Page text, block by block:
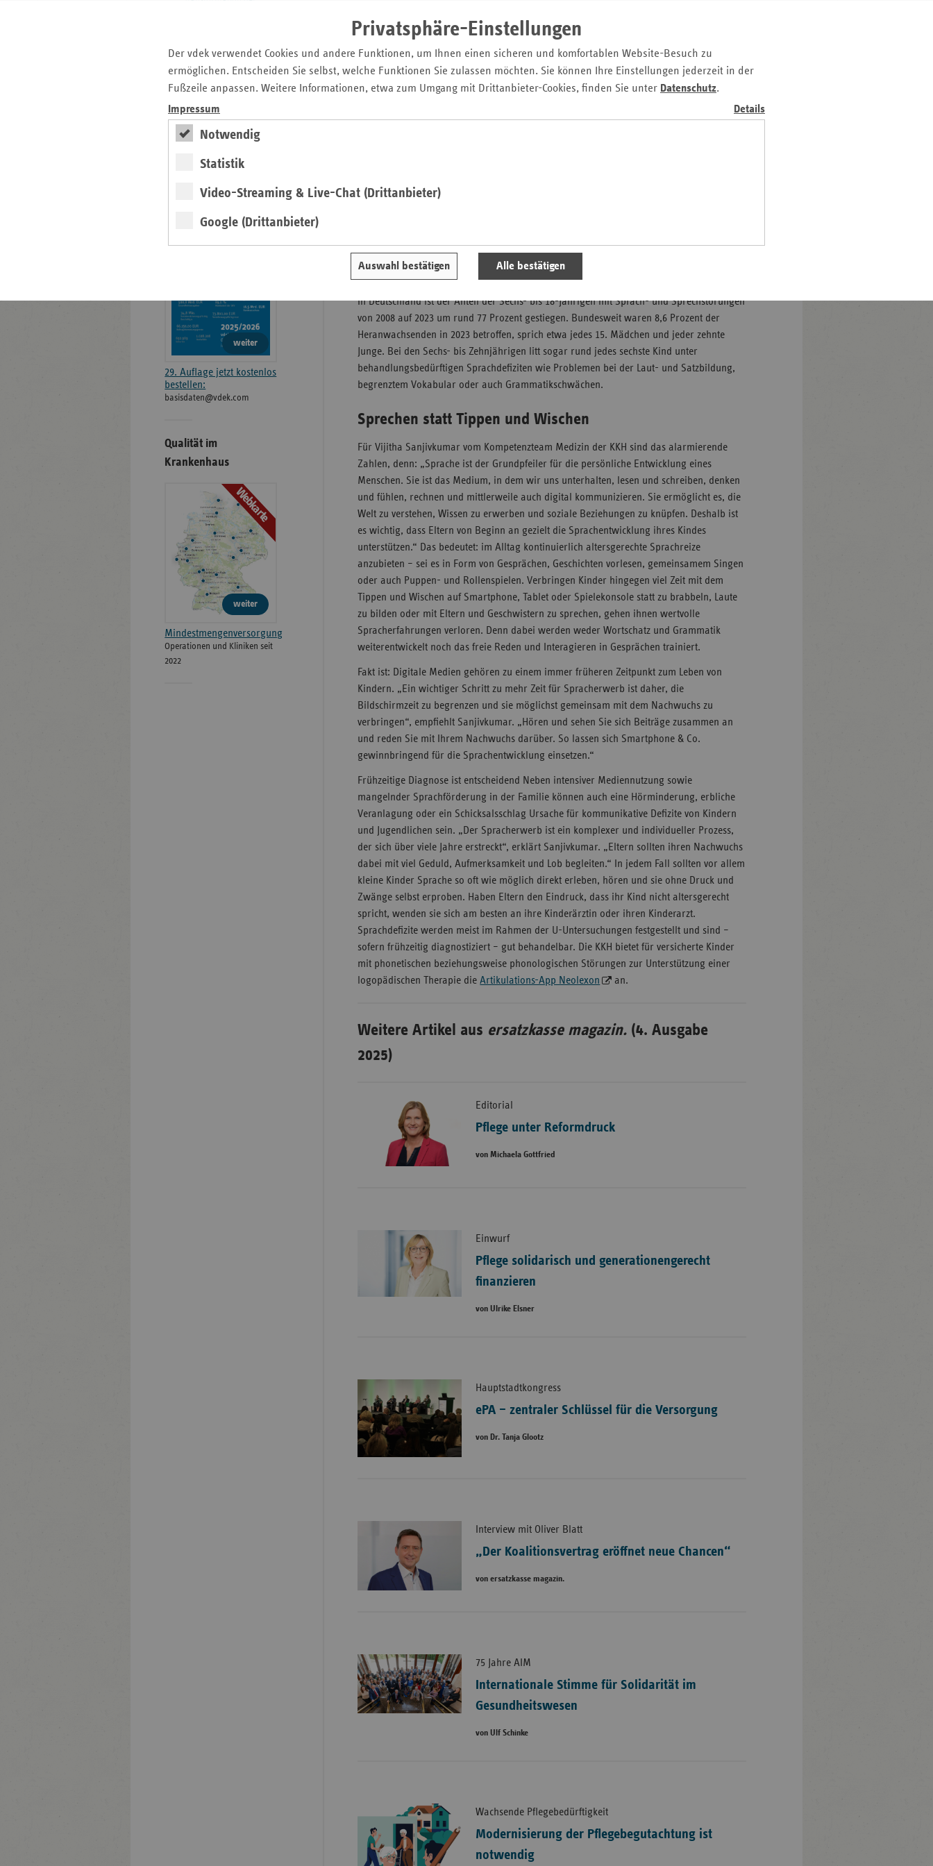
Privatsphäre-Einstellungen
Der vdek verwendet Cookies und andere Funktionen, um Ihnen einen sicheren und komfortablen Website-Besuch zu
ermöglichen. Entscheiden Sie selbst, welche Funktionen Sie zulassen möchten. Sie können Ihre Einstellungen jederzeit in der
Fußzeile anpassen. Weitere Informationen, etwa zum Umgang mit Drittanbieter-Cookies, finden Sie unter Datenschutz.
Impressum
Details
Notwendig
Statistik
Video-Streaming & Live-Chat (Drittanbieter)
Google (Drittanbieter)
Auswahl bestätigen Alle bestätigen
Sachsen
Sachsen-
Schleswig-
Kaufmännische Krankenkasse zunehmend aus dem Lot zu geraten.
In Deutschland ist der Anteil der Sechs- bis 18-Jährigen mit Sprach- und Sprechstörungen
von 2008 auf 2023 um rund 77 Prozent gestiegen. Bundesweit waren 8,6 Prozent der
Heranwachsenden in 2023 betroffen, sprich etwa jedes 15. Mädchen und jeder zehnte
Junge. Bei den Sechs- bis Zehnjährigen litt sogar rund jedes sechste Kind unter
behandlungsbedürftigen Sprachdefiziten wie Problemen bei der Laut- und Satzbildung,
begrenztem Vokabular oder auch Grammatikschwächen.
Sprechen statt Tippen und Wischen
Für Vijitha Sanjivkumar vom Kompetenzteam Medizin der KKH sind das alarmierende
Zahlen, denn: „Sprache ist der Grundpfeiler für die persönliche Entwicklung eines
Menschen. Sie ist das Medium, in dem wir uns unterhalten, lesen und schreiben, denken
und fühlen, rechnen und mittlerweile auch digital kommunizieren. Sie ermöglicht es, die
Welt zu verstehen, Wissen zu erwerben und soziale Beziehungen zu knüpfen. Deshalb ist
es wichtig, dass Eltern von Beginn an gezielt die Sprachentwicklung ihres Kindes
unterstützen.“ Das bedeutet: im Alltag kontinuierlich altersgerechte Sprachreize
anzubieten – sei es in Form von Gesprächen, Geschichten vorlesen, gemeinsamem Singen
oder auch Puppen- und Rollenspielen. Verbringen Kinder hingegen viel Zeit mit dem
Tippen und Wischen auf Smartphone, Tablet oder Spielekonsole statt zu brabbeln, Laute
zu bilden oder mit Eltern und Geschwistern zu sprechen, gehen ihnen wertvolle
Spracherfahrungen verloren. Denn dabei werden weder Wortschatz und Grammatik
weiterentwickelt noch das freie Reden und Interagieren in Gesprächen trainiert.
Fakt ist: Digitale Medien gehören zu einem immer früheren Zeitpunkt zum Leben von
Kindern. „Ein wichtiger Schritt zu mehr Zeit für Spracherwerb ist daher, die
Bildschirmzeit zu begrenzen und sie möglichst gemeinsam mit dem Nachwuchs zu
verbringen“, empfiehlt Sanjivkumar. „Hören und sehen Sie sich Beiträge zusammen an
und reden Sie mit Ihrem Nachwuchs darüber. So lassen sich Smartphone & Co.
gewinnbringend für die Sprachentwicklung einsetzen.“
Frühzeitige Diagnose ist entscheidend Neben intensiver Mediennutzung sowie
mangelnder Sprachförderung in der Familie können auch eine Hörminderung, erbliche
Veranlagung oder ein Schicksalsschlag Ursache für kommunikative Defizite von Kindern
und Jugendlichen sein. „Der Spracherwerb ist ein komplexer und individueller Prozess,
der sich über viele Jahre erstreckt“, erklärt Sanjivkumar. „Eltern sollten ihren Nachwuchs
dabei mit viel Geduld, Aufmerksamkeit und Lob begleiten.“ In jedem Fall sollten vor allem
kleine Kinder Sprache so oft wie möglich direkt erleben, hören und sie ohne Druck und
Zwänge selbst erproben. Haben Eltern den Eindruck, dass ihr Kind nicht altersgerecht
spricht, wenden sie sich am besten an ihre Kinderärztin oder ihren Kinderarzt.
Sprachdefizite werden meist im Rahmen der U-Untersuchungen festgestellt und sind –
sofern frühzeitig diagnostiziert – gut behandelbar. Die KKH bietet für versicherte Kinder
mit phonetischen beziehungsweise phonologischen Störungen zur Unterstützung einer
logopädischen Therapie dieArtikulations-App Neolexon an.
Weitere Artikel aus ersatzkasse magazin. (4. Ausgabe
2025)
Editorial
Pflege unter Reformdruck
von Michaela Gottfried
Einwurf
Pflege solidarisch und generationengerecht
finanzieren
von Ulrike Elsner
Hauptstadtkongress
ePA – zentraler Schlüssel für die Versorgung
von Dr. Tanja Glootz
Interview mit Oliver Blatt
„Der Koalitionsvertrag eröffnet neue Chancen“
von ersatzkasse magazin.
75 Jahre AIM
Internationale Stimme für Solidarität im
Gesundheitswesen
von Ulf Schinke
Wachsende Pflegebedürftigkeit
Modernisierung der Pflegebegutachtung ist
notwendig
Archiv
Impressum Magazin
Informationen
erschienen
Broschüre
weiter
29. Auflage jetzt kostenlos
bestellen:
basisdaten@vdek.com
Qualität im
Krankenhaus
Webkarte
weiter
Mindestmengenversorgung
Operationen und Kliniken seit
2022